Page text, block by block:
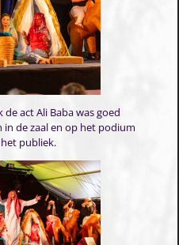
act Ali Baba was goed
in de zaal en op het podium
publiek.